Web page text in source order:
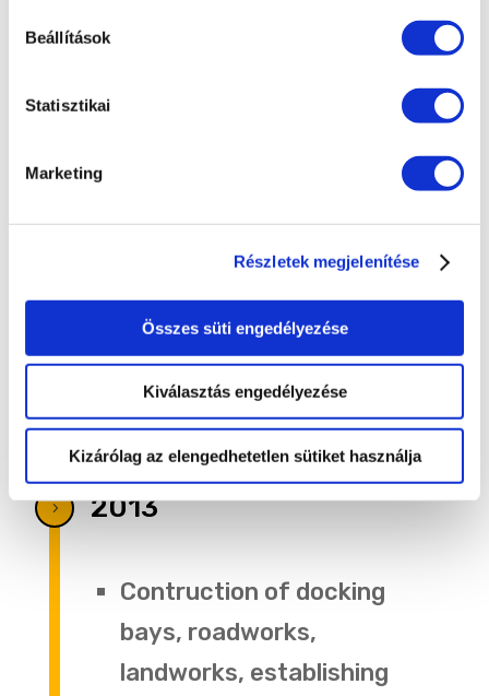
Beállítások
Statisztikai
Marketing
Részletek megjelenítése
Összes süti engedélyezése
Kiválasztás engedélyezése
Kizárólag az elengedhetetlen sütiket használja
road contstruction, Hatvan
reconstruction, Öskü
Route 56 demolition,
Taksony
5 2013
Contruction of docking
bays, roadworks,
landworks, establishing